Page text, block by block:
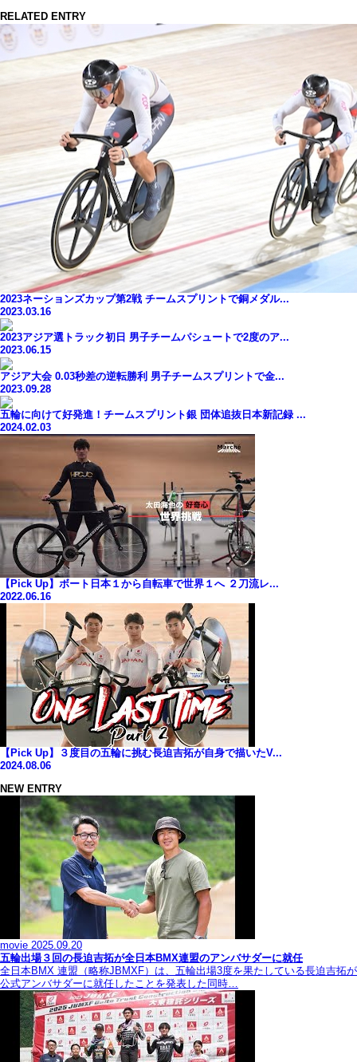
RELATED ENTRY
2023ネーションズカップ第2戦 チームスプリントで銅メダル...
2023.03.16
2023アジア選トラック初日 男子チームパシュートで2度のア...
2023.06.15
アジア大会 0.03秒差の逆転勝利 男子チームスプリントで金...
2023.09.28
五輪に向けて好発進！チームスプリント銀 団体追抜日本新記録 ...
2024.02.03
【Pick Up】ボート日本１から自転車で世界１へ ２刀流レ...
2022.06.16
【Pick Up】３度目の五輪に挑む長迫吉拓が自身で描いたV...
2024.08.06
NEW ENTRY
movie 2025.09.20
五輪出場３回の長迫吉拓が全日本BMX連盟のアンバサダーに就任
全日本BMX 連盟（略称JBMXF）は、五輪出場3度を果たしている長迫吉拓が
公式アンバサダーに就任したことを発表した同時…